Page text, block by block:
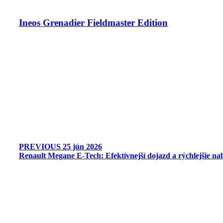
Ineos Grenadier Fieldmaster Edition
PREVIOUS 25 jún 2026
Renault Megane E-Tech: Efektívnejší dojazd a rýchlejšie